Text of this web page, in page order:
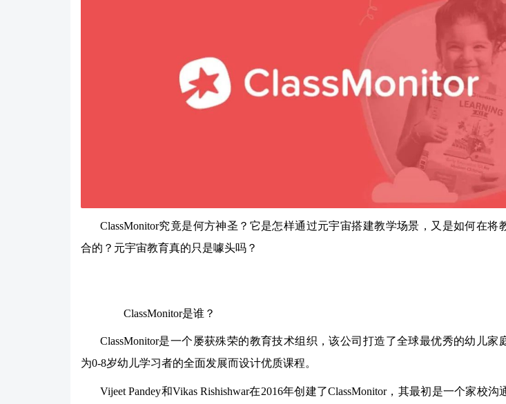
ClassMonitor究竟是何方神圣？它是怎样通过元宇宙搭建教学场景，又是如何在将
合的？元宇宙教育真的只是噱头吗？
ClassMonitor是谁？
ClassMonitor是一个屡获殊荣的教育技术组织，该公司打造了全球最优秀的幼儿家
为0-8岁幼儿学习者的全面发展而设计优质课程。
Vijeet Pandey和Vikas Rishishwar在2016年创建了ClassMonitor，其最初是一个家校沟